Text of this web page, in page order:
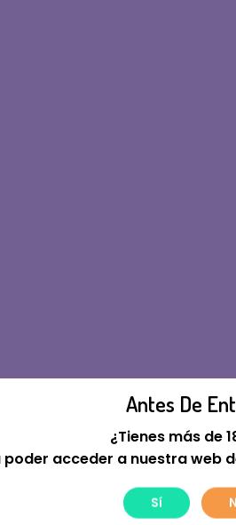
Antes De
¿Tienes más de
poder acceder a nuestra web
Sí